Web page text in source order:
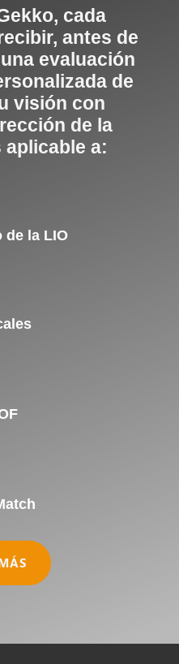
cada
antes de
evaluación
de
visión con
de la
aplicable a:
de la LIO